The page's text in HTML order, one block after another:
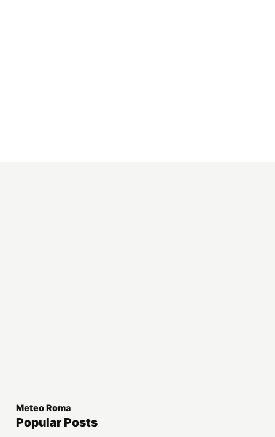
Meteo Roma
Popular Posts